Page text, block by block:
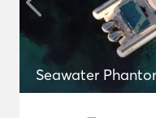
Seawater